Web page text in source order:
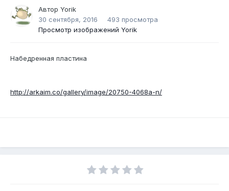
Автор Yorik
30 сентября, 2016
493 просмотра
Просмотр изображений Yorik
Набедренная пластина
http://arkaim.co/gallery/image/20750-4068a-n/